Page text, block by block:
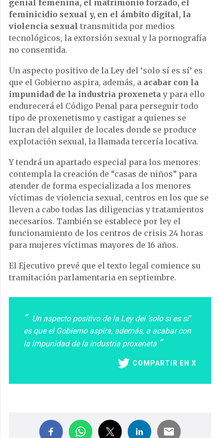
genial femenina, el matrimonio forzado, el
feminicidio sexual y, en el ámbito digital, la
violencia sexual transmitida por medios
tecnológicos, la extorsión sexual y la pornografía
no consentida.
Un aspecto positivo de la Ley del ‘solo sí es sí’ es
que el Gobierno aspira, además, a acabar con la
impunidad de la industria proxenetay para ello
endurecerá el Código Penal para perseguir todo
tipo de proxenetismo y castigar a quienes se
lucran del alquiler de locales donde se produce
explotación sexual, la llamada tercería locativa.
Y tendrá un apartado especial para los menores:
contempla la creación de “casas de niños” para
atender de forma especializada a los menores
víctimas de violencia sexual, centros en los que se
lleven a cabo todas las diligencias y tratamientos
necesarios. También se establece por ley el
funcionamiento de los centros de crisis 24 horas
para mujeres víctimas mayores de 16 años.
El Ejecutivo prevé que el texto legal comience su
tramitación parlamentaria en septiembre.
Un aspecto positivo de la Ley del ‘solo sí es sí’
es que el Gobierno aspira, además, a acabar con
la impunidad de la industria proxeneta
COMPARTIR EN X